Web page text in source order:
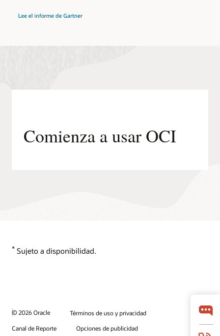
Lee el informe de Gartner
Comienza a usar OCI
* Sujeto a disponibilidad.
© 2026 Oracle
Términos de uso y privacidad
Canal de Reporte
Opciones de publicidad